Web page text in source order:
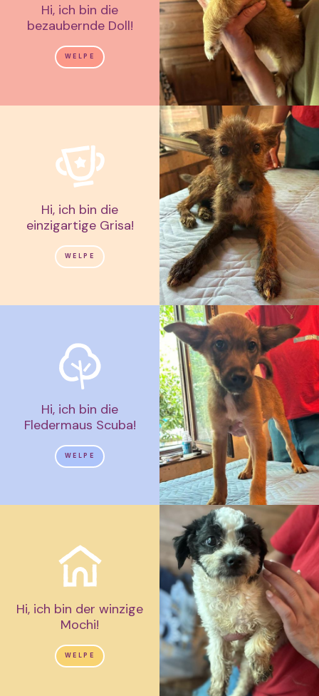
Hi, ich bin die
bezaubernde Doll!
WELPE
Hi, ich bin die
einzigartige Grisa!
WELPE
Hi, ich bin die
Fledermaus Scuba!
WELPE
Hi, ich bin der winzige
Mochi!
WELPE